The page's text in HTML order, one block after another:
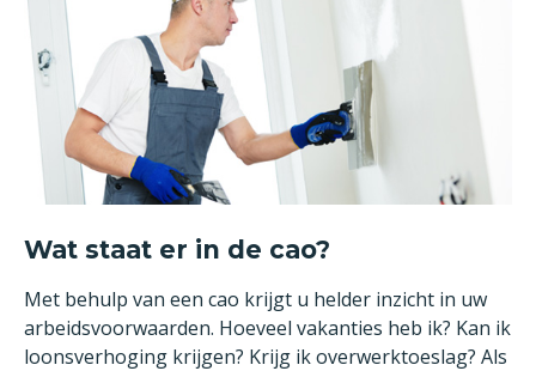
Wat staat er in de cao?
Met behulp van een cao krijgt u helder inzicht in uw
arbeidsvoorwaarden. Hoeveel vakanties heb ik? Kan ik
loonsverhoging krijgen? Krijg ik overwerktoeslag? Als